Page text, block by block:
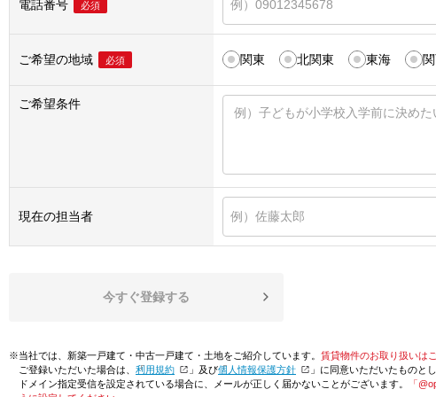
電話番号 必須
ご希望の地域 必須 関東 北関東 東海
ご希望条件
現在の担当者
今すぐ登録する
※当社では、新築一戸建て・中古一戸建て・土地をご紹介しています。 賃貸物件のお取り扱いは
ご登録いただいた場合は、「利用規約 」及び「個人情報保護方針
」に同意いただいたものと
ドメイン指定受信を設定されている場合に、メールが正しく届かないことがございます。
「